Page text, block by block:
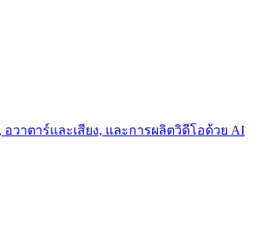
วาตาร์และเสียง, และการผลิตวิดีโอด้วย AI